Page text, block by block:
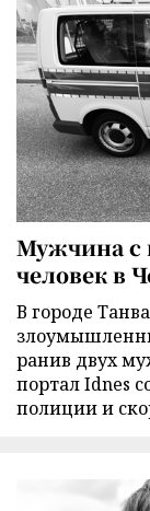
Мужчина с
человек в
В городе
ранив двух
портал Idnes
полиции и